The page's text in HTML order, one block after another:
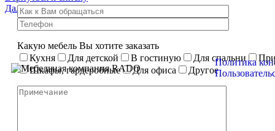
Какую мебель Вы хотите заказать
Кухня
Для детской В гостиную Для спальни
Шкафы, гардеробные
Для офиса Другое
Далее Кухня в современном стиле
Политика